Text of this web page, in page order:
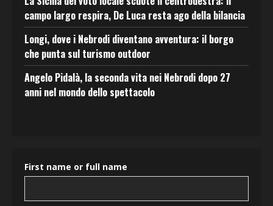
campo largo respira, De Luca resta ago della bilancia
Longi, dove i Nebrodi diventano avventura: il borgo
che punta sul turismo outdoor
Angelo Pidalà, la seconda vita nei Nebrodi dopo 27
anni nel mondo dello spettacolo
First name or full name